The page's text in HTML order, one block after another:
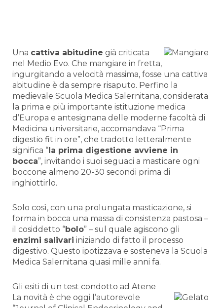
Una cattiva abitudine già criticata
nel Medio Evo. Che mangiare in fretta,
ingurgitando a velocità massima, fosse una cattiva
abitudine è da sempre risaputo. Perfino la
medievale Scuola Medica Salernitana, considerata
la prima e più importante istituzione medica
d’Europa e antesignana delle moderne facoltà di
Medicina universitarie, accomandava “Prima
digestio fit in ore”, che tradotto letteralmente
significa “la prima digestione avviene in
bocca”, invitando i suoi seguaci a masticare ogni
boccone almeno 20-30 secondi prima di
inghiottirlo.
Solo così, con una prolungata masticazione, si
forma in bocca una massa di consistenza pastosa –
il cosiddetto “bolo” – sul quale agiscono gli
enzimi salivari iniziando di fatto il processo
digestivo. Questo ipotizzava e sosteneva la Scuola
Medica Salernitana quasi mille anni fa.
Gli esiti di un test condotto ad Atene
La novità è che oggi l’autorevole